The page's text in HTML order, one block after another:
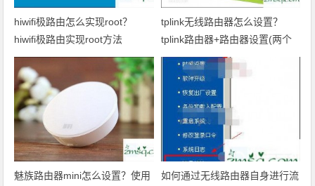
hiwifi极路由怎么实现root？
hiwifi极路由实现root方法
tplink无线路由器怎么设置？
tplink路由器+路由器设置(两个
路由器串联方法)
魅族路由器mini怎么设置？使用
如何通过无线路由器自身进行流